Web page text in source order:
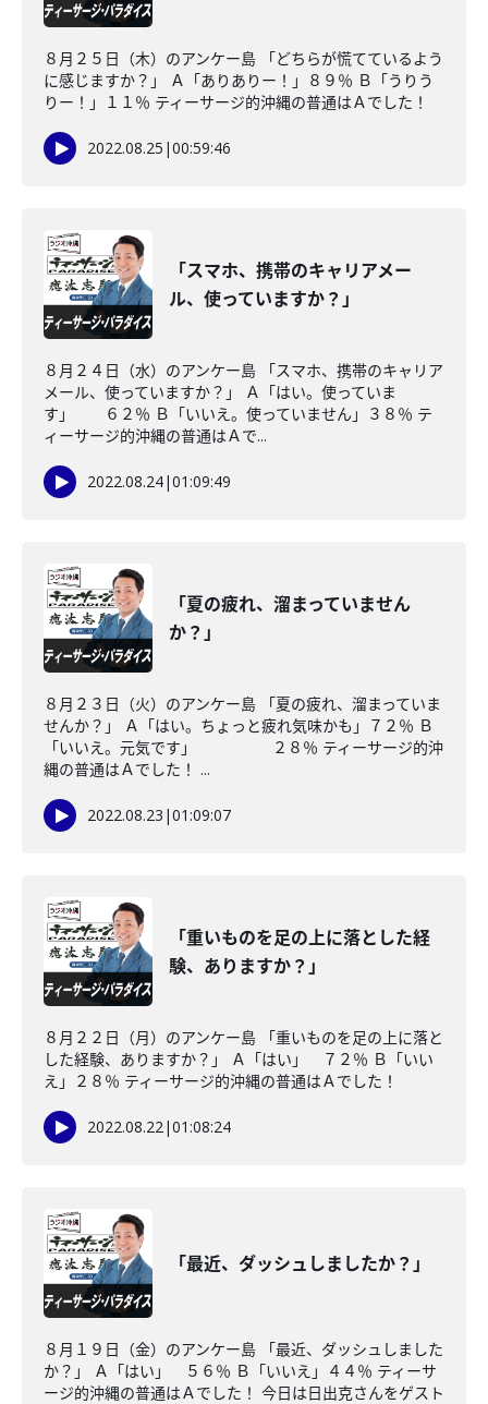
８月２５日（木）のアンケー島 「どちらが慌てているよう
に感じますか？」 Ａ「ありありー！」８９％ Ｂ「うりう
りー！」１１％ ティーサージ的沖縄の普通はＡでした！
2022.08.25 |00:59:46
「スマホ、携帯のキャリアメー
ル、使っていますか？」
８月２４日（水）のアンケー島 「スマホ、携帯のキャリア
メール、使っていますか？」 Ａ「はい。使っていま
す」 ６２％ Ｂ「いいえ。使っていません」３８％ テ
ィーサージ的沖縄の普通はＡで...
2022.08.24|01:09:49
「夏の疲れ、溜まっていません
か？」
８月２３日（火）のアンケー島 「夏の疲れ、溜まっていま
せんか？」 Ａ「はい。ちょっと疲れ気味かも」７２％ Ｂ
「いいえ。元気です」 ２８％ ティーサージ的沖
縄の普通はＡでした！ ...
2022.08.23 |01:09:07
「重いものを足の上に落とした経
験、ありますか？」
８月２２日（月）のアンケー島 「重いものを足の上に落と
した経験、ありますか？」 Ａ「はい」 ７２％ Ｂ「いい
え」２８％ ティーサージ的沖縄の普通はＡでした！
2022.08.22|01:08:24
「最近、ダッシュしましたか？」
８月１９日（金）のアンケー島 「最近、ダッシュしました
か？」 Ａ「はい」 ５６％ Ｂ「いいえ」４４％ ティーサ
ージ的沖縄の普通はＡでした！ 今日は日出克さんをゲスト